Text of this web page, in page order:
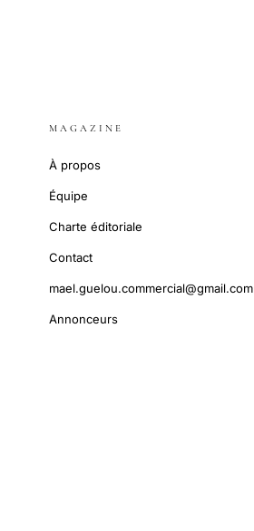
MAGAZINE
À propos
Équipe
Charte éditoriale
Contact
mael.guelou.commercial@gmail.com
Annonceurs